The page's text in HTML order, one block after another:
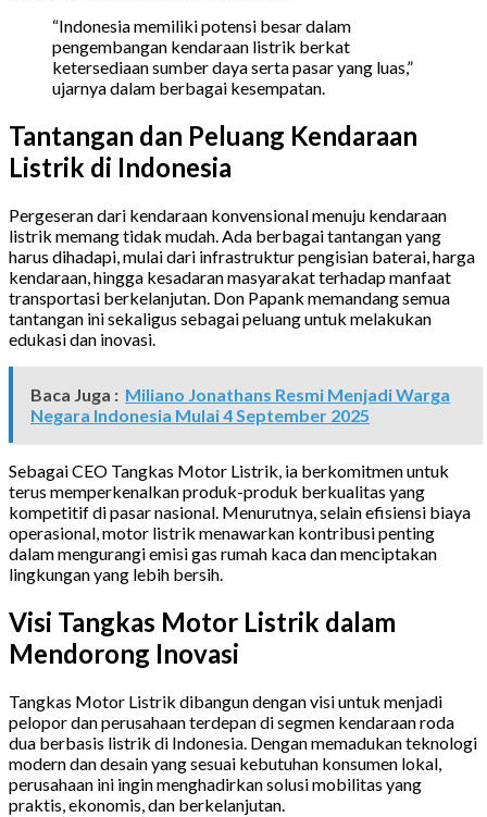
“Indonesia memiliki potensi besar dalam
pengembangan kendaraan listrik berkat
ketersediaan sumber daya serta pasar yang luas,”
ujarnya dalam berbagai kesempatan.
Tantangan dan Peluang Kendaraan
Listrik di Indonesia
Pergeseran dari kendaraan konvensional menuju kendaraan
listrik memang tidak mudah. Ada berbagai tantangan yang
harus dihadapi, mulai dari infrastruktur pengisian baterai, harga
kendaraan, hingga kesadaran masyarakat terhadap manfaat
transportasi berkelanjutan. Don Papank memandang semua
tantangan ini sekaligus sebagai peluang untuk melakukan
edukasi dan inovasi.
Baca Juga : Miliano Jonathans Resmi Menjadi Warga
Negara Indonesia Mulai 4 September 2025
Sebagai CEO Tangkas Motor Listrik, ia berkomitmen untuk
terus memperkenalkan produk-produk berkualitas yang
kompetitif di pasar nasional. Menurutnya, selain efisiensi biaya
operasional, motor listrik menawarkan kontribusi penting
dalam mengurangi emisi gas rumah kaca dan menciptakan
lingkungan yang lebih bersih.
Visi Tangkas Motor Listrik dalam
Mendorong Inovasi
Tangkas Motor Listrik dibangun dengan visi untuk menjadi
pelopor dan perusahaan terdepan di segmen kendaraan roda
dua berbasis listrik di Indonesia. Dengan memadukan teknologi
modern dan desain yang sesuai kebutuhan konsumen lokal,
perusahaan ini ingin menghadirkan solusi mobilitas yang
praktis, ekonomis, dan berkelanjutan.